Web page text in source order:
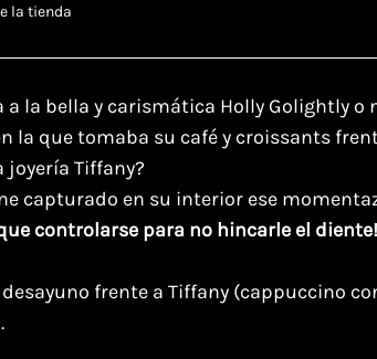
la tienda
a la bella y carismática Holly Golightly o
la que tomaba su café y croissants
joyería Tiffany?
capturado en su interior ese
controlarse para no hincarle el diente!
desayuno frente a Tiffany (cappuccino